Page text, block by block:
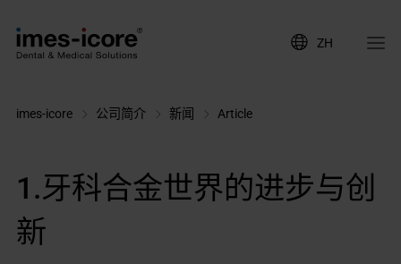
ZH
imes-icore 公司简介 新闻 Article
1.牙科合金世界的进步与创
新